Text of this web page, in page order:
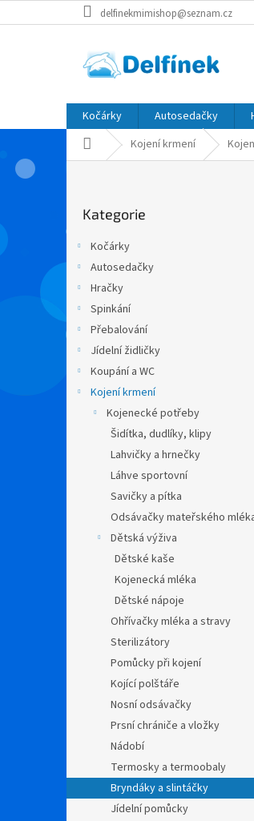
na
delfinekmimishop@seznam.cz
Kočárky Autosedačky
Domů Kojení krmení
r
p
kategorie
Kategorie
Kočárky
Autosedačky
Hračky
Spinkání
Přebalování
Jídelní židličky
Koupání a WC
Kojení krmení
Kojenecké potřeby
Šidítka, dudlíky, klipy
Lahvičky a hrnečky
Láhve sportovní
Savičky a pítka
Odsávačky mateřského
Dětská výživa
Dětské kaše
Kojenecká mléka
Dětské nápoje
Ohřívačky mléka a stravy
Sterilizátory
Pomůcky při kojení
Kojící polštáře
Nosní odsávačky
Prsní chrániče a vložky
Nádobí
Termosky a termoobaly
Bryndáky a slintáčky
Jídelní pomůcky